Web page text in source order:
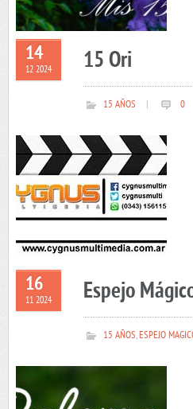
14
12 2024 15 Ori
15 AÑOS 0
16
11 2024 Espejo
15 AÑOS,ESPEJO